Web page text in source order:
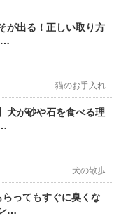
が出る！正しい取り方
猫のお手入れ
犬が砂や石を食べる理
犬の散歩
らってもすぐに臭くな
…